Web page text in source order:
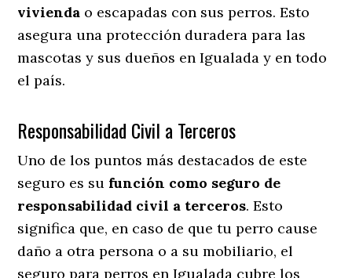
vivienda o escapadas con sus perros. Esto
asegura una protección duradera para las
mascotas y sus dueños en Igualada y en todo
el país.
Responsabilidad Civil a Terceros
Uno de los puntos más destacados de este
seguro es su función como seguro de
responsabilidad civil a terceros. Esto
significa que, en caso de que tu perro cause
daño a otra persona o a su mobiliario, el
seguro para perros en Igualada cubre los